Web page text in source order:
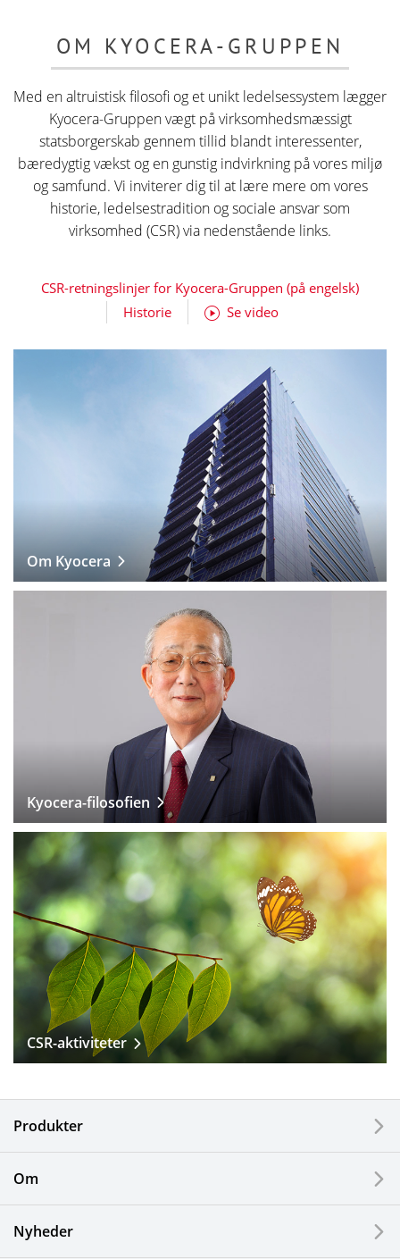
OM KYOCERA-GRUPPEN
Med en altruistisk filosofi og et unikt ledelsessystem lægger
Kyocera-Gruppen vægt på virksomhedsmæssigt
statsborgerskab gennem tillid blandt interessenter,
bæredygtig vækst og en gunstig indvirkning på vores miljø
og samfund. Vi inviterer dig til at lære mere om vores
historie, ledelsestradition og sociale ansvar som
virksomhed (CSR) via nedenstående links.
CSR-retningslinjer for Kyocera-Gruppen (på engelsk)
Historie
Se video
Om Kyocera
Kyocera-filosofien
CSR-aktiviteter
Produkter
Om
Nyheder